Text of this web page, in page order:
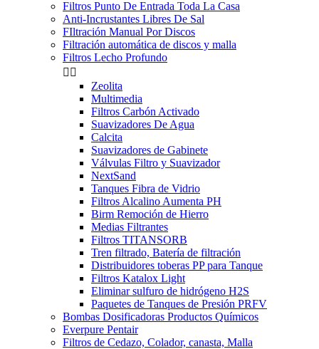
Filtros Punto De Entrada Toda La Casa
Anti-Incrustantes Libres De Sal
FIltración Manual Por Discos
Filtración automática de discos y malla
Filtros Lecho Profundo
 
Zeolita
Multimedia
Filtros Carbón Activado
Suavizadores De Agua
Calcita
Suavizadores de Gabinete
Válvulas Filtro y Suavizador
NextSand
Tanques Fibra de Vidrio
Filtros Alcalino Aumenta PH
Birm Remoción de Hierro
Medias Filtrantes
Filtros TITANSORB
Tren filtrado, Batería de filtración
Distribuidores toberas PP para Tanque
Filtros Katalox Light
Eliminar sulfuro de hidrógeno H2S
Paquetes de Tanques de Presión PRFV
Bombas Dosificadoras Productos Químicos
Everpure Pentair
Filtros de Cedazo, Colador, canasta, Malla